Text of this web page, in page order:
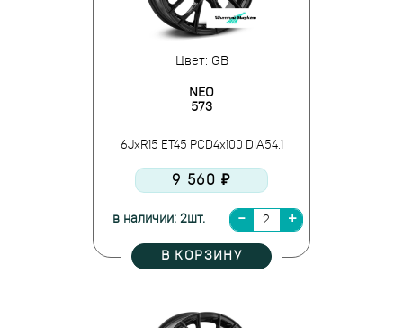
Цвет: GB
NEO
573
6JxR15 ET45 PCD4x100 DIA54.1
9 560 ₽
в наличии: 2шт.
В КОРЗИНУ